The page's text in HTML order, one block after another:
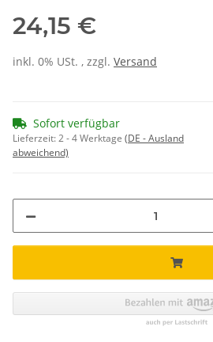
24,15 €
inkl. 0% USt. , zzgl. Versand
Sofort verfügbar
Lieferzeit:2 - 4 Werktage (DE - Ausland
abweichend)